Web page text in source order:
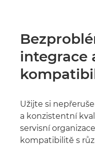
integrace
Užijte si
a konzistentní
servisní
kompatibilitě s